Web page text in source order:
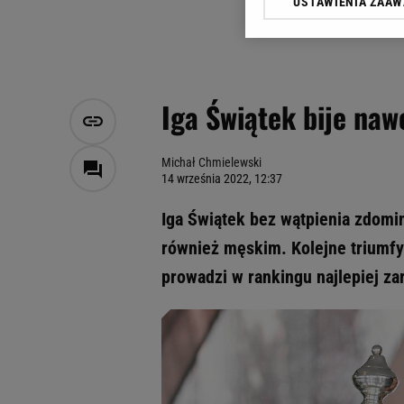
Iga Świątek bije
Michał Chmielewski
14 września 2022, 12:37
Iga Świątek bez wątpienia
również męskim. Kolejne
prowadzi w rankingu najlepiej
Klikając „Akceptuję”
Zaufanych Partnerów i
My, nasi Zaufani
badnie odbiorców i